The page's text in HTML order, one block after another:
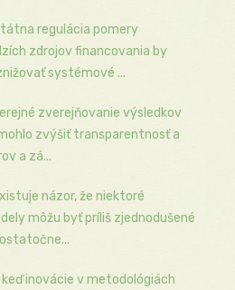
regulácia pomery
zdrojov financovania by
systémové ...
zverejňovanie výsledkov
zvýšiť transparentnosť a
a zá...
názor, že niektoré
môžu byť príliš zjednodušené
keď inovácie v metodológiách